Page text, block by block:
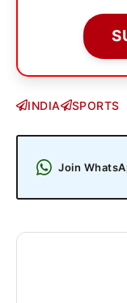
INDIA SPORTS
Join